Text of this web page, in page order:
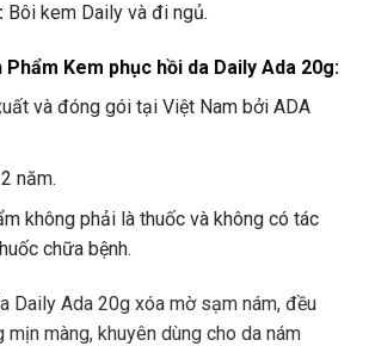
Bôi kem Daily và đi ngủ.
Kem phục hồi da Daily Ada 20g:
và đóng gói tại Việt Nam bởi ADA
năm.
không phải là thuốc và không có tác
chữa bệnh.